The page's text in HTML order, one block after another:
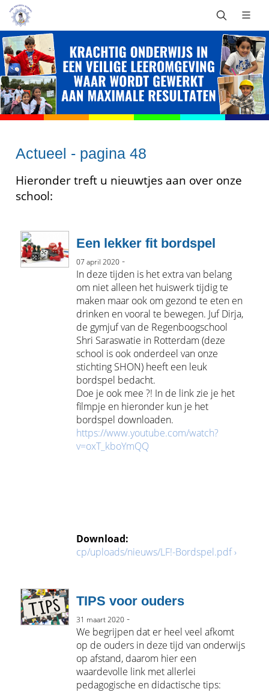
Actueel - pagina 48
Hieronder treft u nieuwtjes aan over onze
school:
Een lekker fit bordspel
07 april 2020 -
In deze tijden is het extra van belang
om niet alleen het huiswerk tijdig te
maken maar ook om gezond te eten en
drinken en vooral te bewegen. Juf Dirja,
de gymjuf van de Regenboogschool
Shri Saraswatie in Rotterdam (deze
school is ook onderdeel van onze
stichting SHON) heeft een leuk
bordspel bedacht.
Doe je ook mee ?! In de link zie je het
filmpje en hieronder kun je het
bordspel downloaden.
https://www.youtube.com/watch?
v=oxT_kboYmQQ
Download:
cp/uploads/nieuws/LF!-Bordspel.pdf ›
TIPS voor ouders
31 maart 2020 -
We begrijpen dat er heel veel afkomt
op de ouders in deze tijd van onderwijs
op afstand, daarom hier een
waardevolle link met allerlei
pedagogische en didactische tips: